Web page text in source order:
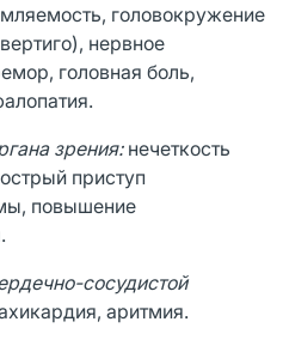
головокружение
нервное
головная боль,
зрения:нечеткость
приступ
повышение
сосудистой
аритмия.